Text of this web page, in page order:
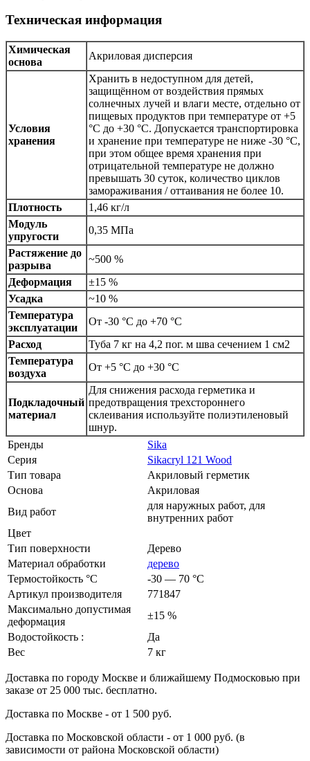
Техническая информация
Химическая
основа
Акриловая дисперсия
Условия
хранения
Хранить в недоступном для детей,
защищённом от воздействия прямых
солнечных лучей и влаги месте, отдельно от
пищевых продуктов при температуре от +5
°С до +30 °С. Допускается транспортировка
и хранение при температуре не ниже -30 °С,
при этом общее время хранения при
отрицательной температуре не должно
превышать 30 суток, количество циклов
замораживания / оттаивания не более 10.
Плотность
1,46 кг/л
Модуль
упругости
0,35 МПа
Растяжение до
разрыва
~500 %
Деформация
±15 %
Усадка
~10 %
Температура
эксплуатации
От -30 °С до +70 °С
Расход
Туба 7 кг на 4,2 пог. м шва сечением 1 см2
Температура
воздуха
От +5 °С до +30 °С
Подкладочный
материал
Для снижения расхода герметика и
предотвращения трехстороннего
склеивания используйте полиэтиленовый
шнур.
Бренды
Sika
Серия
Sikacryl 121 Wood
Тип товара
Акриловый герметик
Основа
Акриловая
Вид работ
для наружных работ, для
внутренних работ
Цвет
Тип поверхности
Дерево
Материал обработки
дерево
Термостойкость °С
-30 — 70 °C
Артикул производителя
771847
Максимально допустимая
деформация
±15 %
Водостойкость :
Да
Вес
7 кг
Доставка по городу Москве и ближайшему Подмосковью при
заказе от 25 000 тыс. бесплатно.
Доставка по Москве - от 1 500 руб.
Доставка по Московской области - от 1 000 руб. (в
зависимости от района Московской области)